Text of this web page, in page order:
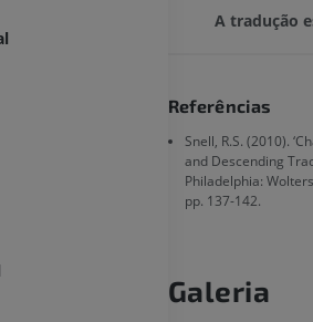
A tradução
Referências
Snell, R.S. (2010).
and Descending
Philadelphia:
pp. 137-142.
Galeria